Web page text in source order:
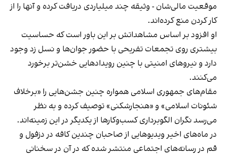
موقعیت مالی‌شان - وثیقه چند میلیاردی دریافت کرده و آنها را از
کار کردن منع کرده‌اند.
او افزود بر اساس مشاهداتش بر این باور است که حساسیت
بیشتری روی تجمعات تفریحی با حضور جوان‌ها و نسل زد وجود
دارد و نیروهای امنیتی با چنین رویدادهایی خشن‌تر برخورد
می‌کنند.
مقام‌های جمهوری اسلامی همواره چنین جشن‌هایی را «برخلاف
شئونات اسلامی» و «هنجارشکنی» توصیف کرده و به نظر
می‌رسد نگران الگوبرداری کسب‌وکارها از یکدیگر در این زمینه‌اند.
در ماه‌های اخیر ویدیوهایی از صاحبان چندین کافه در دزفول و
قم در رسانه‌های اجتماعی منتشر شده که در آن در سخنانی